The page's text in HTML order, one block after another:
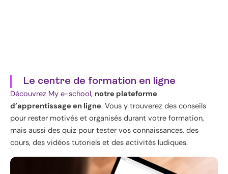
Le centre de formation en ligne
Découvrez My e-school, notre plateforme
d’apprentissage en ligne. Vous y trouverez des conseils
pour rester motivés et organisés durant votre formation,
mais aussi des quiz pour tester vos connaissances, des
cours, des vidéos tutoriels et des activités ludiques.